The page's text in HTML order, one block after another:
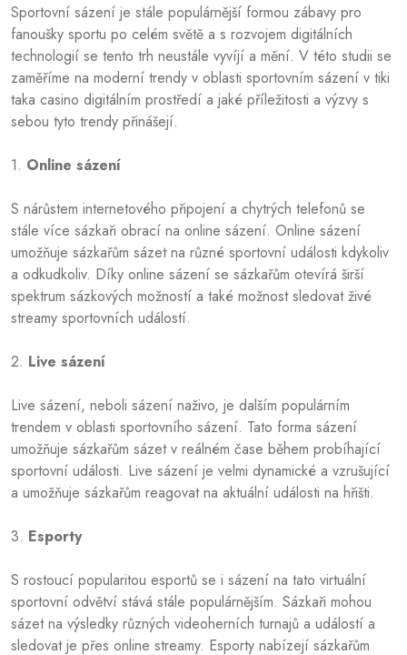
Sportovní sázení je stále populárnější formou zábavy pro
fanoušky sportu po celém světě a s rozvojem digitálních
technologií se tento trh neustále vyvíjí a mění. V této studii se
zaměříme na moderní trendy v oblasti sportovním sázení v tiki
taka casino digitálním prostředí a jaké příležitosti a výzvy s
sebou tyto trendy přinášejí.
1. Online sázení
S nárůstem internetového připojení a chytrých telefonů se
stále více sázkaři obrací na online sázení. Online sázení
umožňuje sázkařům sázet na různé sportovní události kdykoliv
a odkudkoliv. Díky online sázení se sázkařům otevírá širší
spektrum sázkových možností a také možnost sledovat živé
streamy sportovních událostí.
2. Live sázení
Live sázení, neboli sázení naživo, je dalším populárním
trendem v oblasti sportovního sázení. Tato forma sázení
umožňuje sázkařům sázet v reálném čase během probíhající
sportovní události. Live sázení je velmi dynamické a vzrušující
a umožňuje sázkařům reagovat na aktuální události na hřišti.
3. Esporty
S rostoucí popularitou esportů se i sázení na tato virtuální
sportovní odvětví stává stále populárnějším. Sázkaři mohou
sázet na výsledky různých videoherních turnajů a událostí a
sledovat je přes online streamy. Esporty nabízejí sázkařům